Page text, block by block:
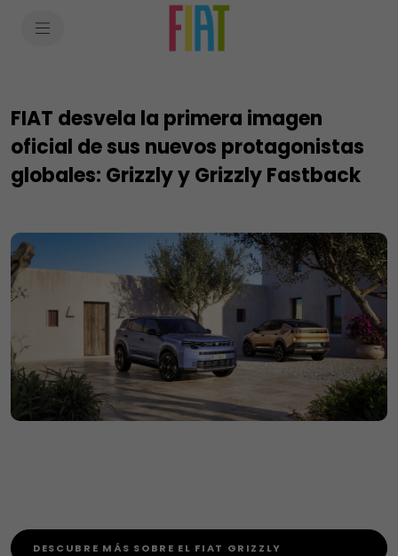
FIAT desvela la primera imagen
oficial de sus nuevos protagonistas
globales: Grizzly y Grizzly Fastback
DESCUBRE MÁS SOBRE EL FIAT GRIZZLY